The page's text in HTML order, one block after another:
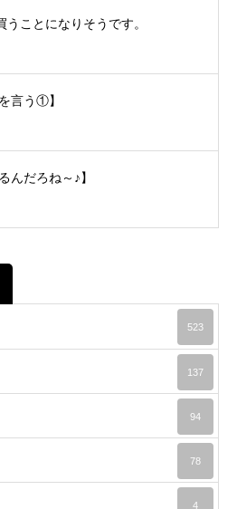
うことになりそうです。
言う①】
んだろね～♪】
523
137
94
78
4